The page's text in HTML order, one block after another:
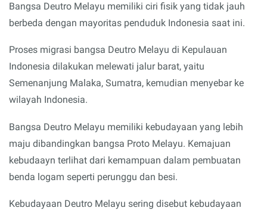
Bangsa Deutro Melayu memiliki ciri fisik yang tidak jauh
berbeda dengan mayoritas penduduk Indonesia saat ini.
Proses migrasi bangsa Deutro Melayu di Kepulauan
Indonesia dilakukan melewati jalur barat, yaitu
Semenanjung Malaka, Sumatra, kemudian menyebar ke
wilayah Indonesia.
Bangsa Deutro Melayu memiliki kebudayaan yang lebih
maju dibandingkan bangsa Proto Melayu. Kemajuan
kebudaayn terlihat dari kemampuan dalam pembuatan
benda logam seperti perunggu dan besi.
Kebudayaan Deutro Melayu sering disebut kebudayaan